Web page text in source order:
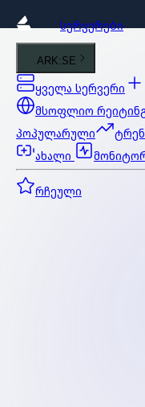
ᲡᲔᲠᲕᲔᲠᲔᲑᲘ
ARK:SE
ყველა სერვერი
მსოფლიო
პოპულარული
ახალი
რჩეული